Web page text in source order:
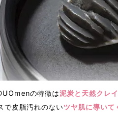
の特徴は泥炭と天然クレイ
で皮脂汚れのないツヤ肌に導いて